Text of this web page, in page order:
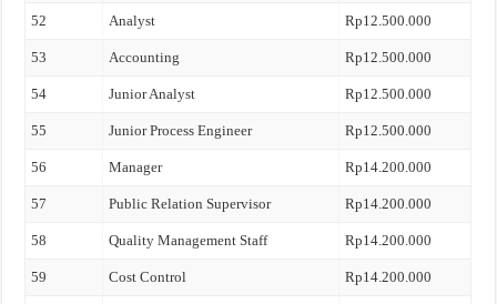
52 Analyst Rp12.500.000
53 Accounting Rp12.500.000
54 Junior Analyst Rp12.500.000
55 Junior Process Engineer Rp12.500.000
56 Manager Rp14.200.000
57 Public Relation Supervisor Rp14.200.000
58 Quality Management Staff Rp14.200.000
59 Cost Control Rp14.200.000